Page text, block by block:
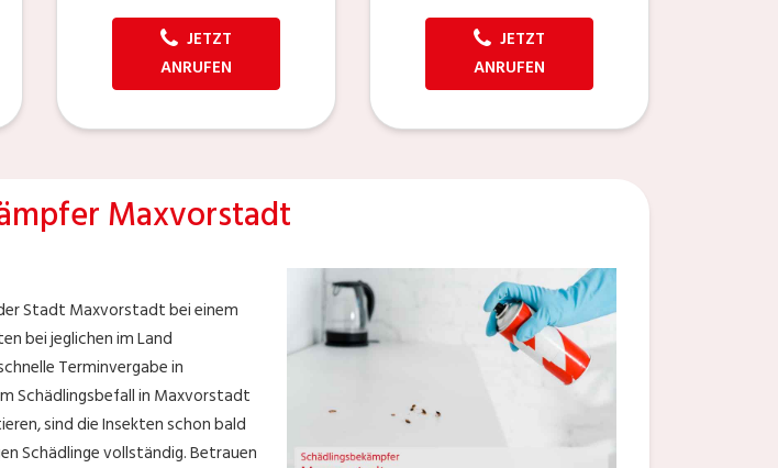
JETZT
ANRUFEN
JETZT
ANRUFEN
Maxvorstadt
Stadt Maxvorstadt bei einem
bei jeglichen im Land
Terminvergabe in
Schädlingsbefall in Maxvorstadt
sind die Insekten schon bald
Schädlinge vollständig. Betrauen